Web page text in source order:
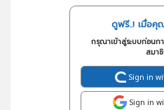
ดูฟรี..! เมื่อคุ
กรุณาเข้าสู่ระบบก่อนก
สมา
Sign in
Sign in